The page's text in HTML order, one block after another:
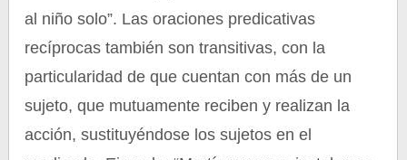
al niño solo”. Las oraciones predicativas
recíprocas también son transitivas, con la
particularidad de que cuentan con más de un
sujeto, que mutuamente reciben y realizan la
acción, sustituyéndose los sujetos en el